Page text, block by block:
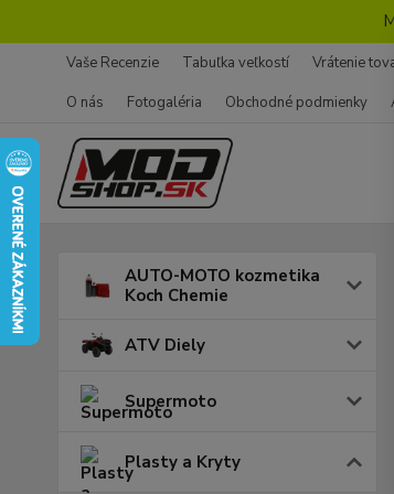
Vaše Recenzie Tabuľka veľkostí Vrátenie
O nás
Fotogaléria Obchodné podmienky
AUTO-MOTO kozmetika
Koch Chemie
ATV Diely
Supermoto
Plasty a Kryty